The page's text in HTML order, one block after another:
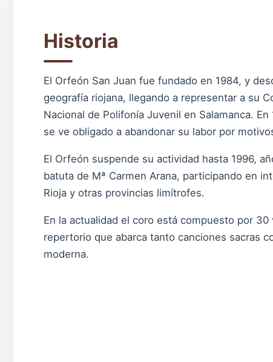
Historia
El Orfeón San Juan fue fundado en 1984, y
geografía riojana, llegando a representar a su
Nacional de Polifonía Juvenil en Salamanca.
se ve obligado a abandonar su labor por
El Orfeón suspende su actividad hasta 1996,
batuta de Mª Carmen Arana, participando en
Rioja y otras provincias limítrofes.
En la actualidad el coro está compuesto por
repertorio que abarca tanto canciones sacras
moderna.